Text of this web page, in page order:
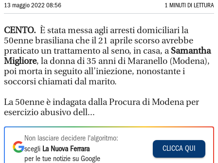
13 maggio 2022 08:56 1 MINUTI DI LETTURA
CENTO. È stata messa agli arresti domiciliari la
50enne brasiliana che il 21 aprile scorso avrebbe
praticato un trattamento al seno, in casa, aSamantha
Migliore, la donna di 35 anni di Maranello (Modena),
poi morta in seguito all’iniezione, nonostante i
soccorsi chiamati dal marito.
La 50enne è indagata dalla Procura di Modena per
esercizio abusivo dell...
Non lasciare decidere l'algoritmo:
scegli La Nuova Ferrara
per le tue notizie su Google
CLICCA QUI